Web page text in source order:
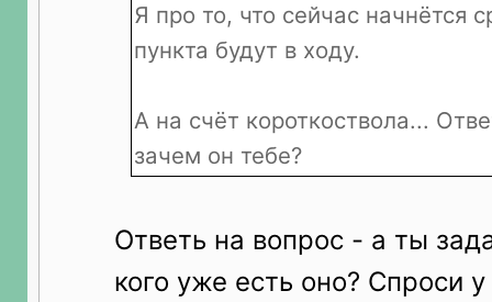
Я про то, что сейчас начнётся
пункта будут в ходу.
А на счёт короткоствола...
зачем он тебе?
Ответь на вопрос - а ты
кого уже есть оно? Спроси